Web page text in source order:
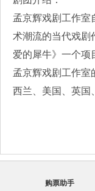
孟京辉戏剧工作室
术潮流的当代戏剧
爱的犀牛》一个项
孟京辉戏剧工作室
西兰、美国、英国
购票助手